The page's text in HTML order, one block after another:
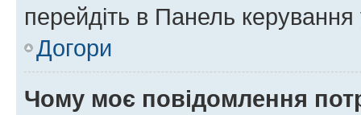
перейдіть в Панель керування
Догори
Чому моє повідомлення